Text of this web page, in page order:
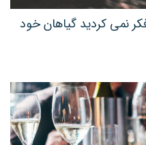
نمی کردید گیاهان خود